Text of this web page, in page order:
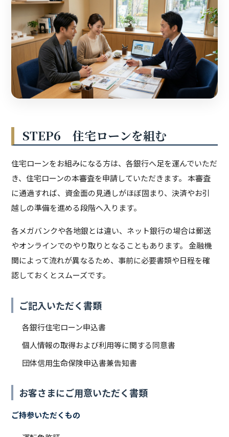
STEP6 住宅ローンを組む
住宅ローンをお組みになる方は、各銀行へ足を運んでいただ
き、住宅ローンの本審査を申請していただきます。 本審査
に通過すれば、資金面の見通しがほぼ固まり、決済やお引
越しの準備を進める段階へ入ります。
各メガバンクや各地銀とは違い、ネット銀行の場合は郵送
やオンラインでのやり取りとなることもあります。 金融機
関によって流れが異なるため、事前に必要書類や日程を確
認しておくとスムーズです。
ご記入いただく書類
各銀行住宅ローン申込書
個人情報の取得および利用等に関する同意書
団体信用生命保険申込書兼告知書
お客さまにご用意いただく書類
ご持参いただくもの